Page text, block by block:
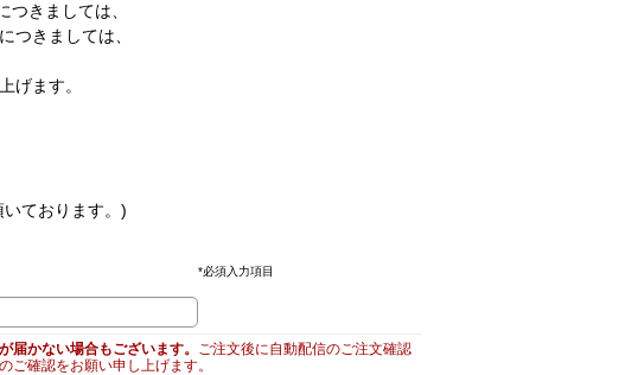
きましては、
つきましては、
げます。
ております。)
*必須入力項目
届かない場合もございます。 ご注文後に自動配信のご注文確認
ご確認をお願い申し上げます。